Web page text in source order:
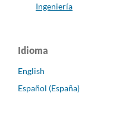
Ingeniería
Idioma
English
Español (España)